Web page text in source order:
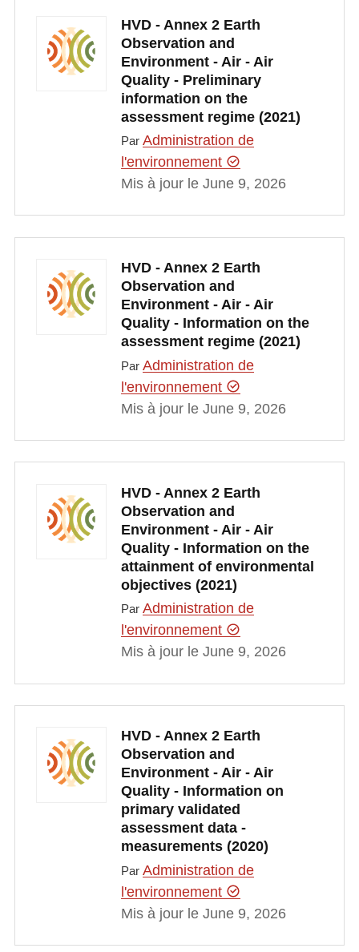
HVD - Annex 2 Earth
Observation and
Environment - Air - Air
Quality - Preliminary
information on the
assessment regime (2021)
Par Administration de
l'environnement
Mis à jour le June 9, 2026
HVD - Annex 2 Earth
Observation and
Environment - Air - Air
Quality - Information on the
assessment regime (2021)
Par Administration de
l'environnement
Mis à jour le June 9, 2026
HVD - Annex 2 Earth
Observation and
Environment - Air - Air
Quality - Information on the
attainment of environmental
objectives (2021)
Par Administration de
l'environnement
Mis à jour le June 9, 2026
HVD - Annex 2 Earth
Observation and
Environment - Air - Air
Quality - Information on
primary validated
assessment data -
measurements (2020)
Par Administration de
l'environnement
Mis à jour le June 9, 2026